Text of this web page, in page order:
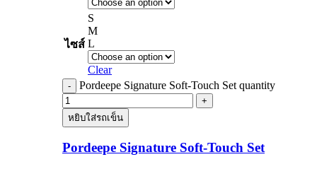
ไซส์
S
M
L
Clear
Pordeepe Signature Soft-Touch Set quantity
หยิบใส่รถเข็น
Pordeepe Signature Soft-Touch Set